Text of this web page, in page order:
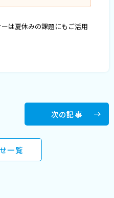
は夏休みの課題にもご活用
一覧
次の記事